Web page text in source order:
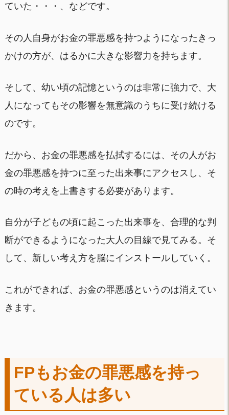
ていた・・・、などです。
その人自身がお金の罪悪感を持つようになったきっ
かけの方が、はるかに大きな影響力を持ちます。
そして、幼い頃の記憶というのは非常に強力で、大
人になってもその影響を無意識のうちに受け続ける
のです。
だから、お金の罪悪感を払拭するには、その人がお
金の罪悪感を持つに至った出来事にアクセスし、そ
の時の考えを上書きする必要があります。
自分が子どもの頃に起こった出来事を、合理的な判
断ができるようになった大人の目線で見てみる。そ
して、新しい考え方を脳にインストールしていく。
これができれば、お金の罪悪感というのは消えてい
きます。
FPもお金の罪悪感を持っ
ている人は多い